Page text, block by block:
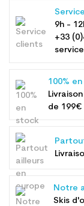
9h -
+33
100%
de
Notre
Skis